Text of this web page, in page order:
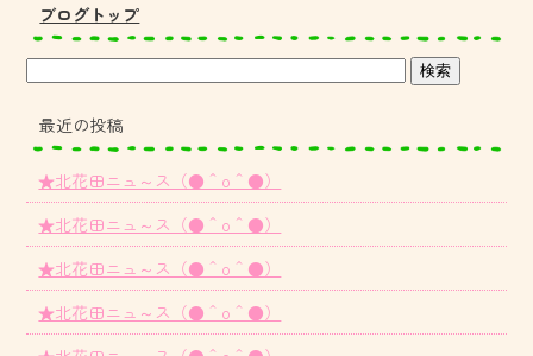
ブログトップ
最近の投稿
★北花田ニュ～ス（●＾o＾●）
★北花田ニュ～ス（●＾o＾●）
★北花田ニュ～ス（●＾o＾●）
★北花田ニュ～ス（●＾o＾●）